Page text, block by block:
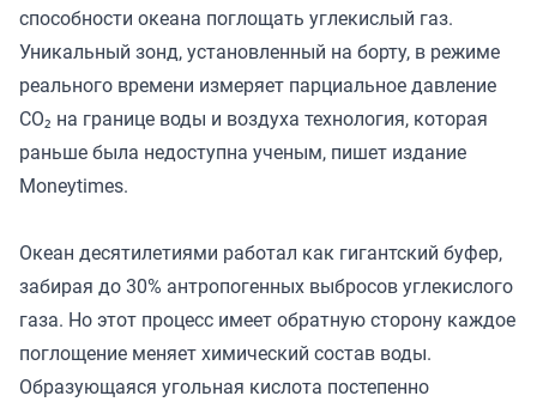
способности океана поглощать углекислый газ.
Уникальный зонд, установленный на борту, в режиме
реального времени измеряет парциальное давление
CO₂ на границе воды и воздуха технология, которая
раньше была недоступна ученым, пишет издание
Moneytimes.
Океан десятилетиями работал как гигантский буфер,
забирая до 30% антропогенных выбросов углекислого
газа. Но этот процесс имеет обратную сторону каждое
поглощение меняет химический состав воды.
Образующаяся угольная кислота постепенно